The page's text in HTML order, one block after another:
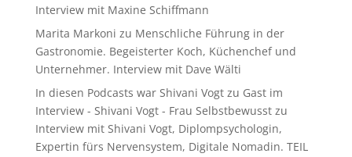
Interview mit Maxine Schiffmann
Marita Markoni zu Menschliche Führung in der
Gastronomie. Begeisterter Koch, Küchenchef und
Unternehmer. Interview mit Dave Wälti
In diesen Podcasts war Shivani Vogt zu Gast im
Interview - Shivani Vogt - Frau Selbstbewusstzu
Interview mit Shivani Vogt, Diplompsychologin,
Expertin fürs Nervensystem, Digitale Nomadin. TEIL